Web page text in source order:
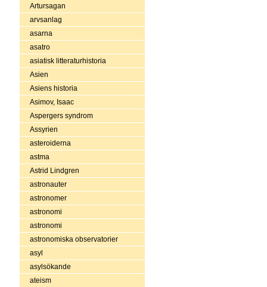
Artursagan
arvsanlag
asarna
asatro
asiatisk litteraturhistoria
Asien
Asiens historia
Asimov, Isaac
Aspergers syndrom
Assyrien
asteroiderna
astma
Astrid Lindgren
astronauter
astronomer
astronomi
astronomi
astronomiska observatorier
asyl
asylsökande
ateism